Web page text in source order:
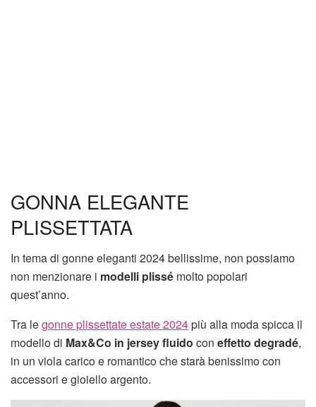
GONNA ELEGANTE
PLISSETTATA
In tema di gonne eleganti 2024 bellissime, non possiamo
non menzionare i modelli plissé molto popolari
quest’anno.
Tra legonne plissettate estate 2024più alla moda spicca il
modello di Max&Co in jersey fluido con effetto degradé,
in un viola carico e romantico che starà benissimo con
accessori e gioiello argento.